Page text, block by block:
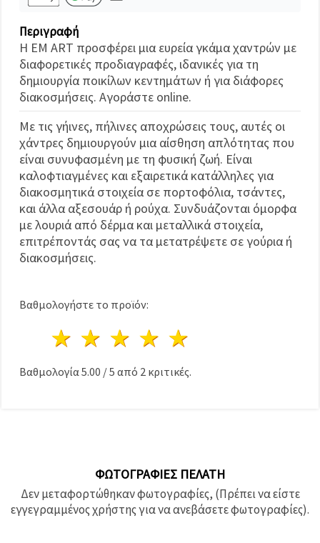
Αποδέχομαι
Ρυθμίσεις
Περιγραφή
Η EM ART προσφέρει μια ευρεία γκάμα χαντρών με
διαφορετικές προδιαγραφές, ιδανικές για τη
δημιουργία ποικίλων κεντημάτων ή για διάφορες
διακοσμήσεις. Αγοράστε online.
Με τις γήινες, πήλινες αποχρώσεις τους, αυτές οι
χάντρες δημιουργούν μια αίσθηση απλότητας που
είναι συνυφασμένη με τη φυσική ζωή. Είναι
καλοφτιαγμένες και εξαιρετικά κατάλληλες για
διακοσμητικά στοιχεία σε πορτοφόλια, τσάντες,
και άλλα αξεσουάρ ή ρούχα. Συνδυάζονται όμορφα
με λουριά από δέρμα και μεταλλικά στοιχεία,
επιτρέποντάς σας να τα μετατρέψετε σε γούρια ή
διακοσμήσεις.
Βαθμολογήστε το προϊόν:
4 Αστέρια
3 Αστέρια
2 Αστέρια
1 Αστέρι
Βαθμολογία 5.00 /5 από 2 κριτικές.
ΦΩΤΟΓΡΑΦΊΕΣ ΠΕΛΆΤΗ
Δεν μεταφορτώθηκαν φωτογραφίες, (Πρέπει να είστε
εγγεγραμμένος χρήστης για να ανεβάσετε φωτογραφίες).